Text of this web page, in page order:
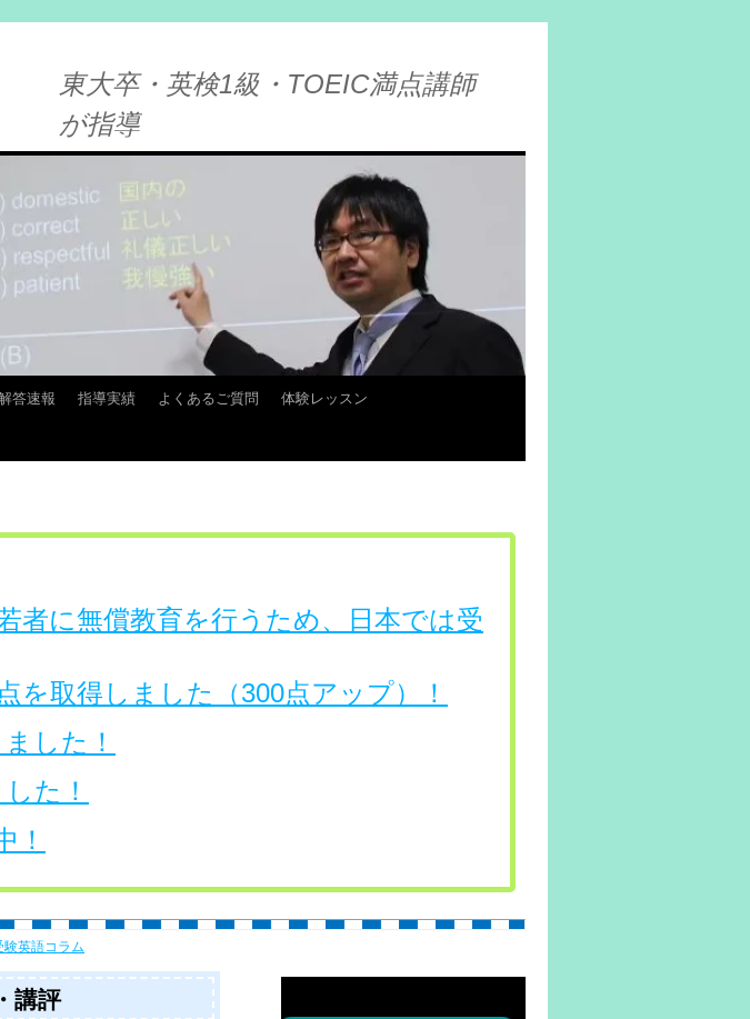
東大卒・英検1級・TOEIC満点講師
が指導
答速報 指導実績 よくあるご質問
体験レッスン
者に無償教育を行うため、日本では受
を取得しました（300点アップ）！
した！
た！
！
英語コラム
講評